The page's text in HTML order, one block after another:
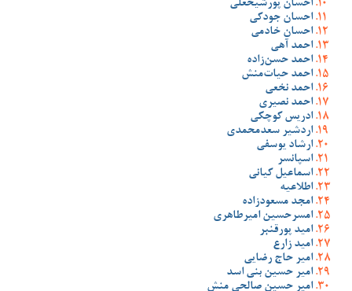
احسان پورشیخعلی
احسان جودکی
احسان خادمی
احمد آهی
احمد حسن‌زاده
احمد حیات‌منش
احمد نخعی
احمد نصیری
ادریس کوچکی
اردشیر سعدمحمدی
ارشاد یوسفی
اسپانسر
اسماعیل کیانی
اطلاعیه
امجد مسعودزاده
امسرحسین امیرطاهری
امید پورقنبر
امید زارع
امیر حاج رضایی
امیر حسین بنی اسد
امیر حسین صالحی منش